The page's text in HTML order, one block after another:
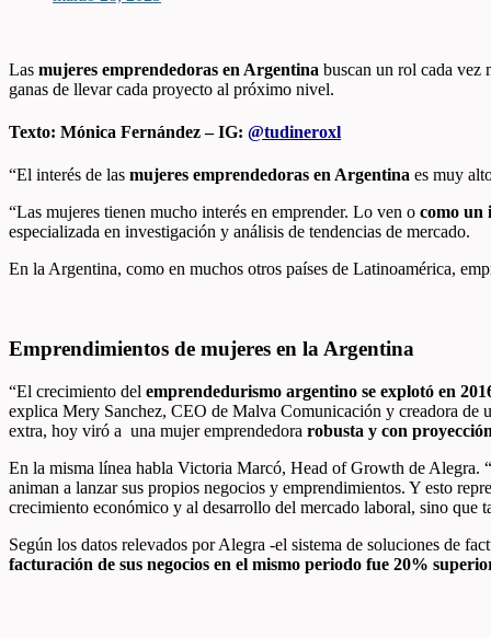
Las mujeres emprendedoras en Argentina buscan un rol cada vez
ganas de llevar cada proyecto al próximo nivel.
Texto: Mónica Fernández – IG: @tudineroxl
“El interés de las mujeres emprendedoras en Argentina es muy
“Las mujeres tienen mucho interés en emprender. Lo ven o como un
especializada en investigación y análisis de tendencias de mercado.
En la Argentina, como en muchos otros países de Latinoamérica,
Emprendimientos de mujeres en la Argentina
“El crecimiento del emprendedurismo argentino se explotó en
explica Mery Sanchez, CEO de Malva Comunicación y creadora de
extra, hoy viró a una mujer emprendedora robusta y con
En la misma línea habla Victoria Marcó, Head of Growth de Alegra.
animan a lanzar sus propios negocios y emprendimientos. Y esto
crecimiento económico y al desarrollo del mercado laboral, sino que
Según los datos relevados por Alegra -el sistema de soluciones de
facturación de sus negocios en el mismo periodo fue 20%